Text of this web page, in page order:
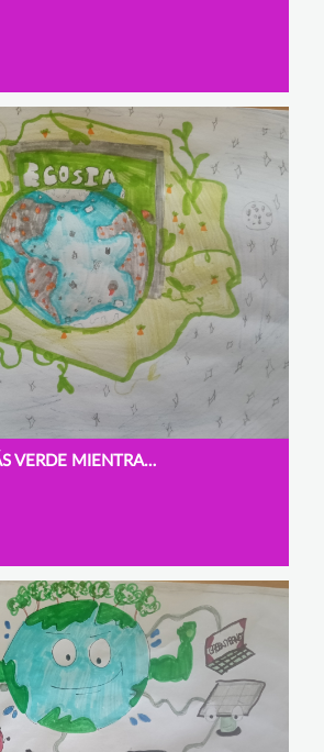
UN MUNDO MÁS VERDE MIENTRAS BUSCAS EN INTERNET